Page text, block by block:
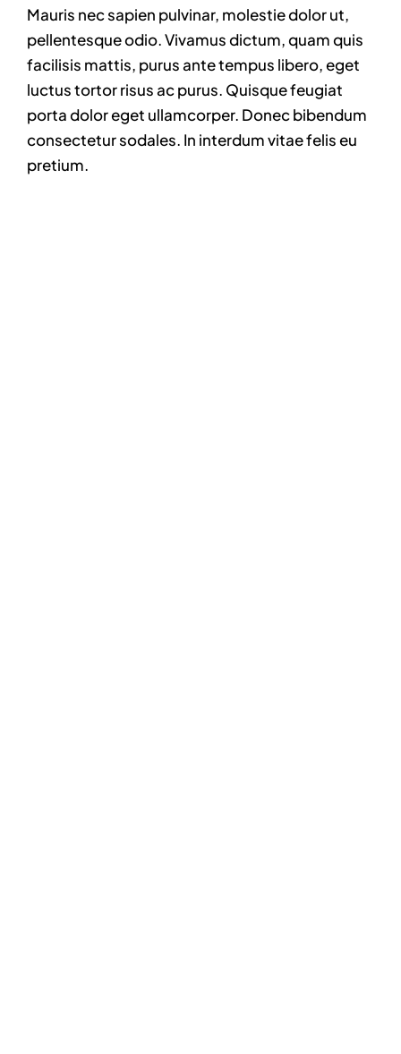
Mauris nec sapien pulvinar, molestie dolor ut,
pellentesque odio. Vivamus dictum, quam quis
facilisis mattis, purus ante tempus libero, eget
luctus tortor risus ac purus. Quisque feugiat
porta dolor eget ullamcorper. Donec bibendum
consectetur sodales. In interdum vitae felis eu
pretium.